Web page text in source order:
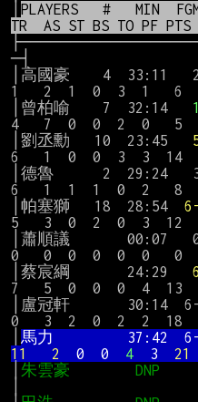
PLAYERS   #   MIN
TR  AS ST BS TO PF
─┤
│高國豪    4  33:11
1   2  1  0  3  1   6
│曾柏喻    7  32:14
4   7  0  0  2  0   5
│劉丞勳   10  23:45
6   1  0  0  3  3  14
│德魯      2  29:24
6   1  1  1  0  2   8
│帕塞獅   18  28:54
5   3  0  2  0  3  12
│蕭順議       00:07
0   0  0  0  0  0   0
│蔡宸綱       24:29
7   5  0  0  0  4  13
│盧冠軒       30:14
0   3  2  0  2  2  18
11   2 0  0 4 3